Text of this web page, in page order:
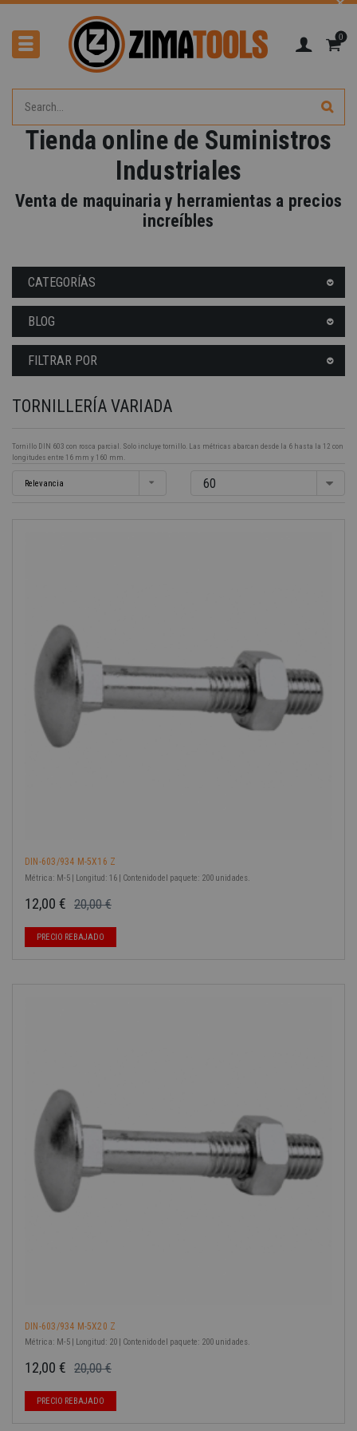
0
Tienda online de Suministros
Industriales
Venta de maquinaria y herramientas a precios
increíbles
CATEGORÍAS
BLOG
FILTRAR POR
TORNILLERÍA VARIADA
Tornillo DIN 603 con rosca parcial. Solo incluye tornillo. Las métricas abarcan desde la 6 hasta la 12 con
longitudes entre 16 mm y 160 mm.
Relevancia 60
DIN-603/934 M-5X16 Z
Métrica: M-5 | Longitud: 16 | Contenido del paquete: 200 unidades.
20,00 €
12,00 €
PRECIO REBAJADO
DIN-603/934 M-5X20 Z
Métrica: M-5 | Longitud: 20 | Contenido del paquete: 200 unidades.
20,00 €
12,00 €
PRECIO REBAJADO